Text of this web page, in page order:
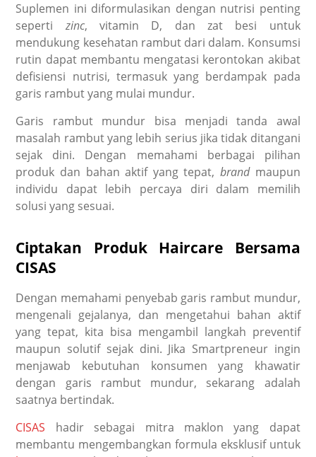
Suplemen ini diformulasikan dengan nutrisi penting
seperti zinc, vitamin D, dan zat besi untuk
mendukung kesehatan rambut dari dalam. Konsumsi
rutin dapat membantu mengatasi kerontokan akibat
defisiensi nutrisi, termasuk yang berdampak pada
garis rambut yang mulai mundur.
Garis rambut mundur bisa menjadi tanda awal
masalah rambut yang lebih serius jika tidak ditangani
sejak dini. Dengan memahami berbagai pilihan
produk dan bahan aktif yang tepat,brand maupun
individu dapat lebih percaya diri dalam memilih
solusi yang sesuai.
Ciptakan Produk Haircare Bersama
CISAS
Dengan memahami penyebab garis rambut mundur,
mengenali gejalanya, dan mengetahui bahan aktif
yang tepat, kita bisa mengambil langkah preventif
maupun solutif sejak dini. Jika Smartpreneur ingin
menjawab kebutuhan konsumen yang khawatir
dengan garis rambut mundur, sekarang adalah
saatnya bertindak.
CISAS hadir sebagai mitra maklon yang dapat
membantu mengembangkan formula eksklusif untuk